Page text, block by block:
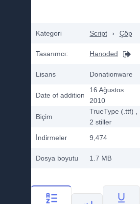
Kategori Script › Çöp
Tasarımcı: Hanoded
Lisans Donationware
Date of addition
16 Ağustos
2010
Biçim
TrueType (.ttf)
2 stiller
İndirmeler
9,474
Dosya boyutu 1.7 MB